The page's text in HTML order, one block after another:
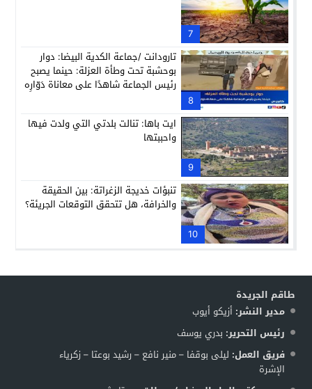
7
8
تارودانت /جماعة الكدية البيضا: دوار
بوحشبة تحت وطأة العزلة: حينما يصبح
رئيس الجماعة شاهدًا على معاناة دَوّارِه
9
ايت باها: تنالت بلدتي التي ولدت فيها
واحببتها
10
تنبؤات خديجة الزغراتة: بين الحقيقة
والخرافة، هل تتحقق التوقعات الجريئة؟
طاقم الجريدة
مدير النشر: أزيكو أيوب
رئيس التحرير: بدري يوسف
فريق العمل: ليلى بوقفا – منير نافع – رشيد بوعتا – زكرياء
الإشرة